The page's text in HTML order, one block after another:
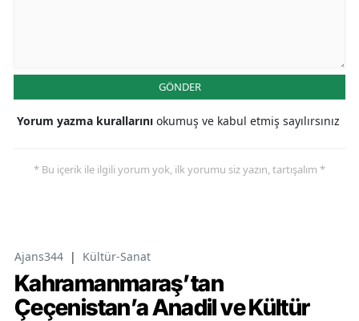
GÖNDER
Yorum yazma kurallarını okumuş ve kabul etmiş sayılırsınız
* Bu içerik ile ilgili yorum yok, ilk yorumu siz yazın, tartışalım *
Ajans344 | Kültür-Sanat
Kahramanmaraş’tan
Çeçenistan’a Anadil ve Kültür